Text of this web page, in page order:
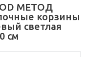
МЕТОД
корзины
светлая
см